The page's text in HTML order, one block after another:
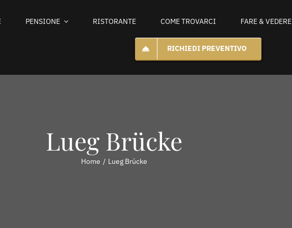
PENSIONE RISTORANTE COME TROVARCI FARE & VEDERE
RICHIEDI PREVENTIVO
Lueg Brücke
Home Lueg Brücke